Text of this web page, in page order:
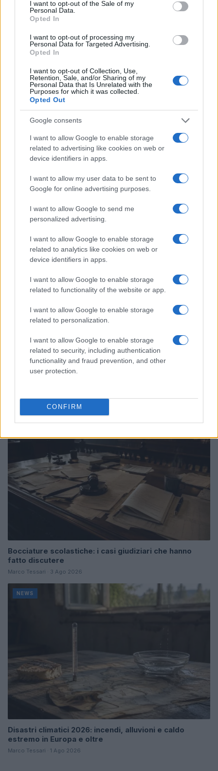
I want to opt-out of the Sale of my
Personal Data.
Opted In
I want to opt-out of processing my
Personal Data for Targeted Advertising.
Opted In
I want to opt-out of Collection, Use,
Retention, Sale, and/or Sharing of my
Personal Data that Is Unrelated with the
Purposes for which it was collected.
Opted Out
Google consents
I want to allow Google to enable storage
related to advertising like cookies on web or
device identifiers in apps.
I want to allow my user data to be sent to
Google for online advertising purposes.
I want to allow Google to send me
personalized advertising.
I want to allow Google to enable storage
related to analytics like cookies on web or
device identifiers in apps.
I want to allow Google to enable storage
related to functionality of the website or app.
I want to allow Google to enable storage
related to personalization.
I want to allow Google to enable storage
related to security, including authentication
functionality and fraud prevention, and other
user protection.
CONFIRM
Continua a leggere
NEWS
Don Antonio Mazzi: l’ultimo saluto a Milano tra
NEWS
Bocciature scolastiche: i casi giudiziari che hanno
fatto discutere
Marco Tessari · 3 Ago 2026
NEWS
Disastri climatici 2026: incendi, alluvioni e caldo
estremo in Europa e oltre
Marco Tessari · 1 Ago 2026